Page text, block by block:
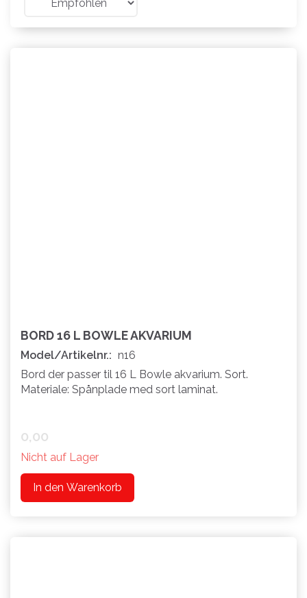
BORD 16 L BOWLE AKVARIUM
Model/Artikelnr.: n16
Bord der passer til 16 L Bowle akvarium. Sort.
Materiale: Spånplade med sort laminat.
0,00
Nicht auf Lager
In den Warenkorb